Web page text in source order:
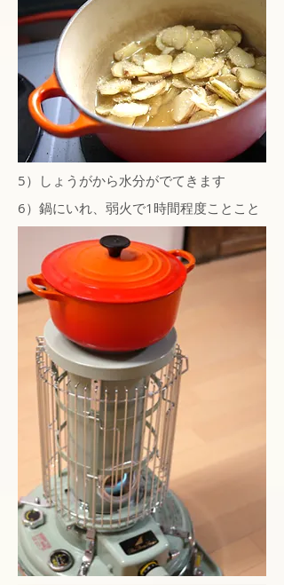
5）しょうがから水分がでてきます
6）鍋にいれ、弱火で1時間程度ことこと